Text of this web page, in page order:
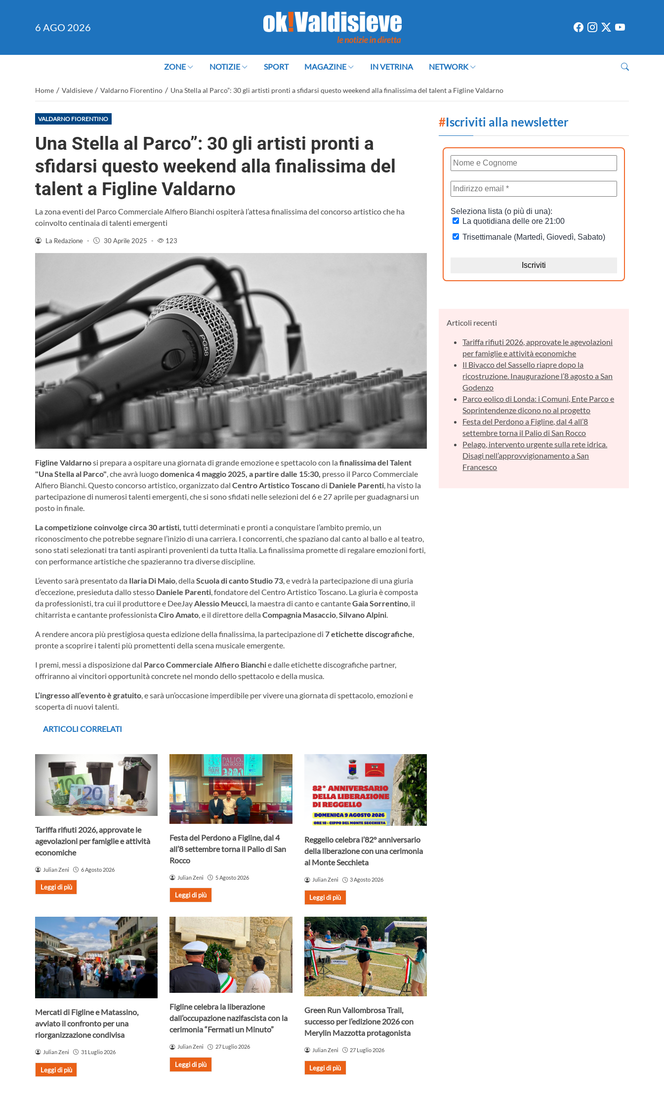
6 AGO 2026
ZONE NOTIZIE SPORT MAGAZINE IN VETRINA NETWORK
Home / Valdisieve / Valdarno Fiorentino / Una Stella al Parco”: 30 gli artisti pronti a sfidarsi questo weekend alla finalissima del talent a Figline Valdarno
VALDARNO FIORENTINO
Una Stella al Parco”: 30 gli artisti pronti a
sfidarsi questo weekend alla finalissima del
talent a Figline Valdarno
La zona eventi del Parco Commerciale Alfiero Bianchi ospiterà l’attesa finalissima del concorso artistico che ha
coinvolto centinaia di talenti emergenti
La Redazione - 30 Aprile 2025 - 123
Figline Valdarnosi prepara a ospitare una giornata di grande emozione e spettacolo con la finalissima del Talent
"Una Stella al Parco", che avrà luogodomenica 4 maggio 2025, a partire dalle 15:30, presso il Parco Commerciale
Alfiero Bianchi. Questo concorso artistico, organizzato dal Centro Artistico Toscanodi Daniele Parenti, ha visto la
partecipazione di numerosi talenti emergenti, che si sono sfidati nelle selezioni del 6 e 27 aprile per guadagnarsi un
posto in finale.
La competizione coinvolge circa 30 artisti, tutti determinati e pronti a conquistare l’ambito premio, un
riconoscimento che potrebbe segnare l’inizio di una carriera. I concorrenti, che spaziano dal canto al ballo e al teatro,
sono stati selezionati tra tanti aspiranti provenienti da tutta Italia. La finalissima promette di regalare emozioni forti,
con performance artistiche che spazieranno tra diverse discipline.
L’evento sarà presentato da Ilaria Di Maio, della Scuola di canto Studio 73, e vedrà la partecipazione di una giuria
d’eccezione, presieduta dallo stesso Daniele Parenti, fondatore del Centro Artistico Toscano. La giuria è composta
da professionisti, tra cui il produttore e DeeJayAlessio Meucci, la maestra di canto e cantanteGaia Sorrentino, il
chitarrista e cantante professionista Ciro Amato, e il direttore della Compagnia Masaccio,Silvano Alpini.
A rendere ancora più prestigiosa questa edizione della finalissima, la partecipazione di 7 etichette discografiche,
pronte a scoprire i talenti più promettenti della scena musicale emergente.
I premi, messi a disposizione dal Parco Commerciale Alfiero Bianchie dalle etichette discografiche partner,
offriranno ai vincitori opportunità concrete nel mondo dello spettacolo e della musica.
L’ingresso all’evento è gratuito, e sarà un’occasione imperdibile per vivere una giornata di spettacolo, emozioni e
scoperta di nuovi talenti.
ARTICOLI CORRELATI
Tariffa rifiuti 2026, approvate le
agevolazioni per famiglie e attività
economiche
Julian Zeni 6 Agosto 2026
Leggi di più
Festa del Perdono a Figline, dal 4
all’8 settembre torna il Palio di San
Rocco
Julian Zeni 5 Agosto 2026
Leggi di più
Reggello celebra l’82° anniversario
della liberazione con una cerimonia
al Monte Secchieta
Julian Zeni 3 Agosto 2026
Leggi di più
Mercati di Figline e Matassino,
avviato il confronto per una
riorganizzazione condivisa
Julian Zeni 31 Luglio 2026
Leggi di più
Figline celebra la liberazione
dall’occupazione nazifascista con la
cerimonia “Fermati un Minuto”
Julian Zeni 27 Luglio 2026
Leggi di più
Green Run Vallombrosa Trail,
successo per l’edizione 2026 con
Merylin Mazzotta protagonista
Julian Zeni 27 Luglio 2026
Leggi di più
#Iscriviti alla newsletter
Articoli recenti
Tariffa rifiuti 2026, approvate le agevolazioni
per famiglie e attività economiche
Il Bivacco del Sassello riapre dopo la
ricostruzione. Inaugurazione l’8 agosto a San
Godenzo
Parco eolico di Londa: i Comuni, Ente Parco e
Soprintendenze dicono no al progetto
Festa del Perdono a Figline, dal 4 all’8
settembre torna il Palio di San Rocco
Pelago, intervento urgente sulla rete idrica.
Disagi nell’approvvigionamento a San
Francesco